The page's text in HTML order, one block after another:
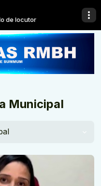
locutor
Municipal